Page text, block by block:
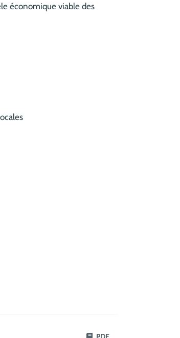
économique viable des
PDF